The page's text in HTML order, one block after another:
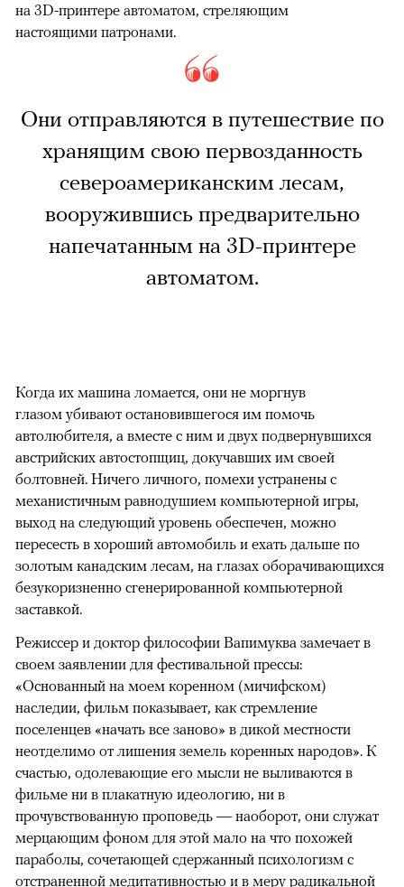
на 3D-принтере автоматом, стреляющим
настоящими патронами.
Они отправляются в путешествие по
хранящим свою первозданность
североамериканским лесам,
вооружившись предварительно
напечатанным на 3D-принтере
автоматом.
Когда их машина ломается, они не моргнув
глазом убивают остановившегося им помочь
автолюбителя, а вместе с ним и двух подвернувшихся
австрийских автостопщиц, докучавших им своей
болтовней. Ничего личного, помехи устранены с
механистичным равнодушием компьютерной игры,
выход на следующий уровень обеспечен, можно
пересесть в хороший автомобиль и ехать дальше по
золотым канадским лесам, на глазах оборачивающихся
безукоризненно сгенерированной компьютерной
заставкой.
Режиссер и доктор философии Вапимуква замечает в
своем заявлении для фестивальной прессы:
«Основанный на моем коренном (мичифском)
наследии, фильм показывает, как стремление
поселенцев «начать все заново» в дикой местности
неотделимо от лишения земель коренных народов». К
счастью, одолевающие его мысли не выливаются в
фильме ни в плакатную идеологию, ни в
прочувствованную проповедь — наоборот, они служат
мерцающим фоном для этой мало на что похожей
параболы, сочетающей сдержанный психологизм с
отстраненной медитативностью и в меру радикальной